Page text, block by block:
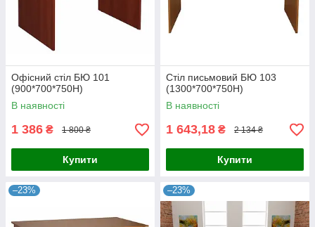
Офісний стіл БЮ 101
(900*700*750Н)
В наявності
1 386 ₴ 1 800 ₴
Купити
Стіл письмовий БЮ 103
(1300*700*750Н)
В наявності
1 643,18 ₴ 2 134 ₴
Купити
–23% –23%